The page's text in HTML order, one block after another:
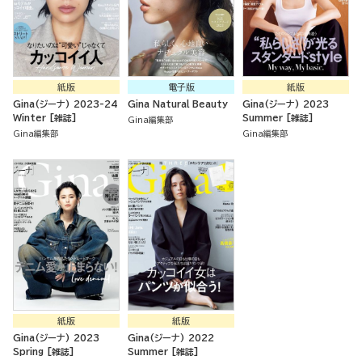
紙版
Gina(ジーナ) 2023-24
Winter [雑誌]
Gina編集部
電子版
Gina Natural Beauty
Gina編集部
紙版
Gina(ジーナ) 2023
Summer [雑誌]
Gina編集部
紙版
Gina(ジーナ) 2023
Spring [雑誌]
紙版
Gina(ジーナ) 2022
Summer [雑誌]